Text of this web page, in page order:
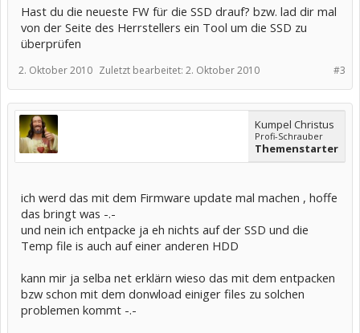
Hast du die neueste FW für die SSD drauf? bzw. lad dir mal
von der Seite des Herrstellers ein Tool um die SSD zu
überprüfen
#3
2. Oktober 2010 Zuletzt bearbeitet: 2. Oktober 2010
Kumpel Christus
Profi-Schrauber
Themenstarter
ich werd das mit dem Firmware update mal machen , hoffe
das bringt was -.-
und nein ich entpacke ja eh nichts auf der SSD und die
Temp file is auch auf einer anderen HDD
kann mir ja selba net erklärn wieso das mit dem entpacken
bzw schon mit dem donwload einiger files zu solchen
problemen kommt -.-